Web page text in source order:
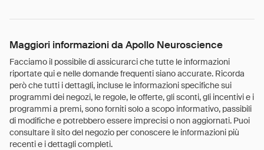
Maggiori informazioni da Apollo Neuroscience
Facciamo il possibile di assicurarci che tutte le informazioni
riportate qui e nelle domande frequenti siano accurate. Ricorda
però che tutti i dettagli, incluse le informazioni specifiche sui
programmi dei negozi, le regole, le offerte, gli sconti, gli incentivi e i
programmi a premi, sono forniti solo a scopo informativo, passibili
di modifiche e potrebbero essere imprecisi o non aggiornati. Puoi
consultare il sito del negozio per conoscere le informazioni più
recenti e i dettagli completi.